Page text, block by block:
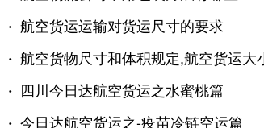
· 航空货运运输对货运尺寸的要求
· 航空货物尺寸和体积规定,航空货运大
· 四川今日达航空货运之水蜜桃篇
· 今日达航空货运之-疫苗冷链空运篇